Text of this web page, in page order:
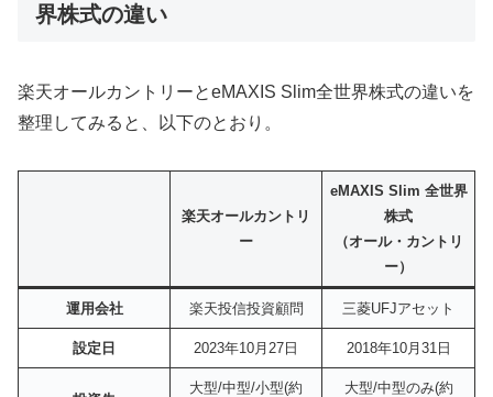
界株式の違い
楽天オールカントリーとeMAXIS Slim全世界株式の違いを
整理してみると、以下のとおり。
楽天オールカントリ
ー
eMAXIS Slim 全世界
株式
（オール・カントリ
ー）
運用会社 楽天投信投資顧問 三菱UFJアセット
設定日 2023年10月27日 2018年10月31日
大型/中型/小型(約
大型/中型のみ(約